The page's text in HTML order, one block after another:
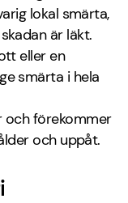
lokal smärta,
är läkt.
eller en
smärta i hela
och förekommer
och uppåt.